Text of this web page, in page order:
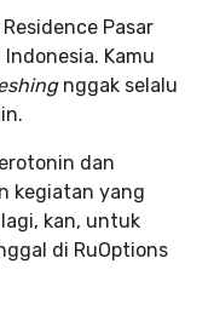
Pasar
Kamu
nggak selalu
dan
kegiatan yang
kan, untuk
di RuOptions